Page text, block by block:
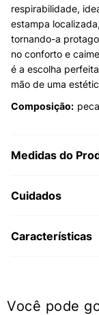
respirabilidade,
estampa
tornando-a
no conforto e
é a escolha
mão de uma
Composição:
Medidas do
Cuidados
Características
Você pode